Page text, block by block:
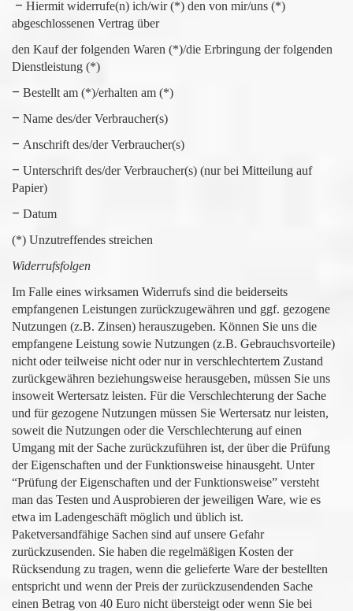
– Hiermit widerrufe(n) ich/wir (*) den von mir/uns (*)
abgeschlossenen Vertrag über
den Kauf der folgenden Waren (*)/die Erbringung der folgenden
Dienstleistung (*)
– Bestellt am (*)/erhalten am (*)
– Name des/der Verbraucher(s)
– Anschrift des/der Verbraucher(s)
– Unterschrift des/der Verbraucher(s) (nur bei Mitteilung auf
Papier)
– Datum
(*) Unzutreffendes streichen
Widerrufsfolgen
Im Falle eines wirksamen Widerrufs sind die beiderseits
empfangenen Leistungen zurückzugewähren und ggf. gezogene
Nutzungen (z.B. Zinsen) herauszugeben. Können Sie uns die
empfangene Leistung sowie Nutzungen (z.B. Gebrauchsvorteile)
nicht oder teilweise nicht oder nur in verschlechtertem Zustand
zurückgewähren beziehungsweise herausgeben, müssen Sie uns
insoweit Wertersatz leisten. Für die Verschlechterung der Sache
und für gezogene Nutzungen müssen Sie Wertersatz nur leisten,
soweit die Nutzungen oder die Verschlechterung auf einen
Umgang mit der Sache zurückzuführen ist, der über die Prüfung
der Eigenschaften und der Funktionsweise hinausgeht. Unter
“Prüfung der Eigenschaften und der Funktionsweise” versteht
man das Testen und Ausprobieren der jeweiligen Ware, wie es
etwa im Ladengeschäft möglich und üblich ist.
Paketversandfähige Sachen sind auf unsere Gefahr
zurückzusenden. Sie haben die regelmäßigen Kosten der
Rücksendung zu tragen, wenn die gelieferte Ware der bestellten
entspricht und wenn der Preis der zurückzusendenden Sache
einen Betrag von 40 Euro nicht übersteigt oder wenn Sie bei